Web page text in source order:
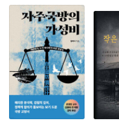
갈등과 통합”과 6장 “탄자니아
국’ 원칙과 양안의 갈라진 마음
글들이다. 마음통합이 경제통
것이라고 생각하는 이른바 기능
하지 않을 수 있음을 보여주는
통일 이후 동독 출신 주민들의
모범적 교류였던 중국과 대만